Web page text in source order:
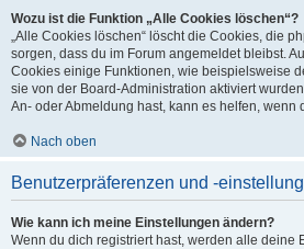
Wozu ist die Funktion „Alle Cookies löschen“?
„Alle Cookies löschen“ löscht die Cookies, die
sorgen, dass du im Forum angemeldet bleibst.
Cookies einige Funktionen, wie beispielsweise
sie von der Board-Administration aktiviert
An- oder Abmeldung hast, kann es helfen, wenn
Nach oben
Benutzerpräferenzen und -
Wie kann ich meine Einstellungen ändern?
Wenn du dich registriert hast, werden alle deine